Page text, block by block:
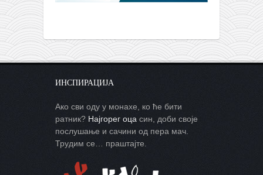
ИНСПИРАЦИЈА
Ако сви оду у монахе, ко ће бити
ратник? Најгорег оца син, доби своје
послушање и сачини од пера мач.
Трудим се… праштајте.